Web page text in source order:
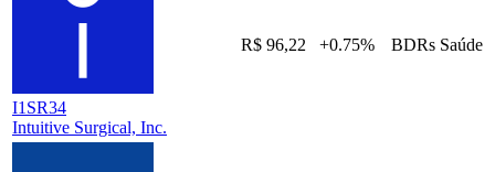
I1SR34
Intuitive Surgical, Inc.
R$ 96,22 +0.75% BDRs Saúde